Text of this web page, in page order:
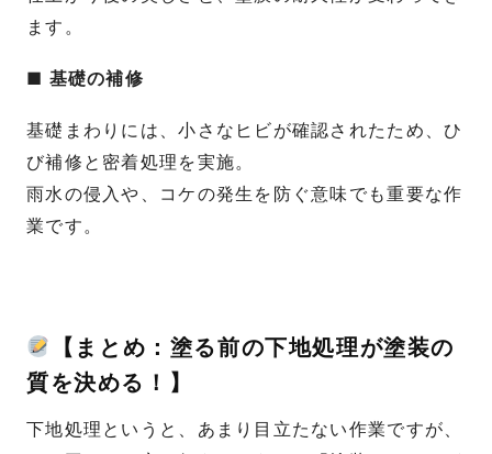
ます。
■ 基礎の補修
基礎まわりには、小さなヒビが確認されたため、ひ
び補修と密着処理を実施。
雨水の侵入や、コケの発生を防ぐ意味でも重要な作
業です。
【まとめ：塗る前の下地処理が塗装の
質を決める！】
下地処理というと、あまり目立たない作業ですが、